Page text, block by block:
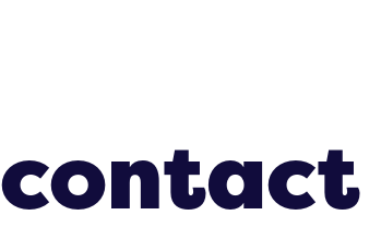
contact